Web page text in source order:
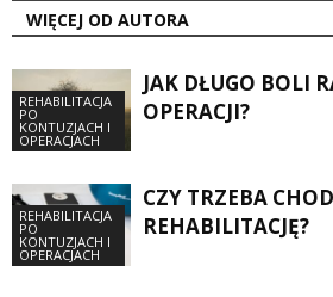
WIĘCEJ OD AUTORA
REHABILITACJA
PO
KONTUZJACH I
OPERACJACH
JAK DŁUGO BOLI
OPERACJI?
REHABILITACJA
PO
KONTUZJACH I
OPERACJACH
CZY TRZEBA
REHABILITACJĘ?